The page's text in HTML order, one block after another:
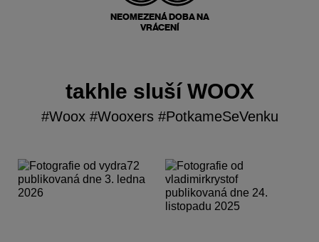
NEOMEZENÁ DOBA NA
VRÁCENÍ
takhle sluší WOOX
#Woox #Wooxers #PotkameSeVenku